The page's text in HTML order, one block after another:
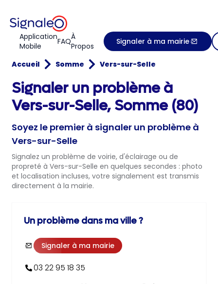
Application
Mobile
FAQÀ
Propos
Signaler à ma mairie
Accueil Somme Vers-sur-Selle
Signaler un problème à
Vers-sur-Selle, Somme (80)
Soyez le premier à signaler un problème à
Vers-sur-Selle
Signalez un problème de voirie, d'éclairage ou de
propreté à Vers-sur-Selle en quelques secondes : photo
et localisation incluses, votre signalement est transmis
directement à la mairie.
Un problème dans ma ville ?
Signaler à ma mairie
03 22 95 18 35